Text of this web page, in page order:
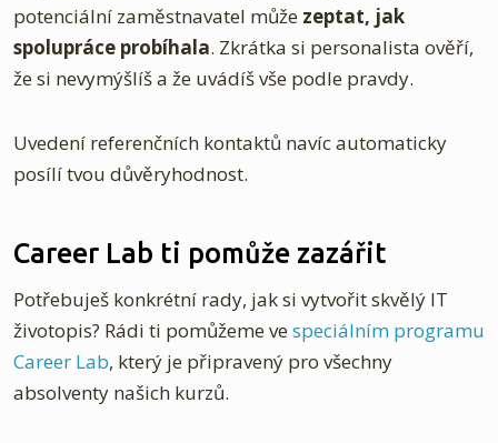
potenciální zaměstnavatel může zeptat, jak
spolupráce probíhala. Zkrátka si personalista ověří,
že si nevymýšlíš a že uvádíš vše podle pravdy.
Uvedení referenčních kontaktů navíc automaticky
posílí tvou důvěryhodnost.
Career Lab ti pomůže zazářit
Potřebuješ konkrétní rady, jak si vytvořit skvělý IT
životopis? Rádi ti pomůžeme vespeciálním programu
Career Lab, který je připravený pro všechny
absolventy našich kurzů.